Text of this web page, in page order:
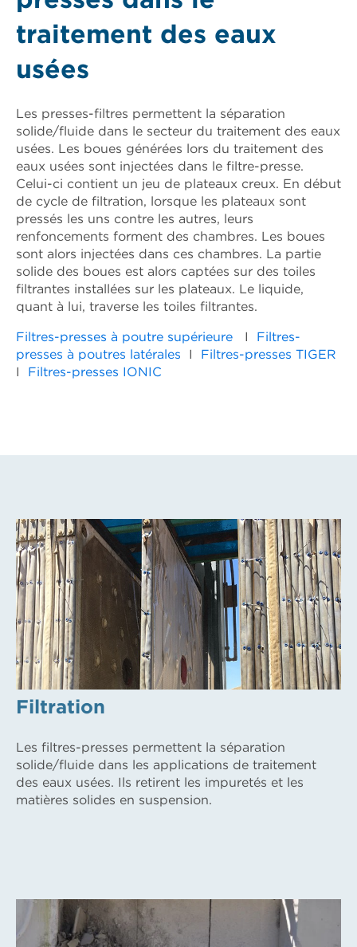
traitement des eaux
usées
Les presses-filtres permettent la séparation
solide/fluide dans le secteur du traitement des eaux
usées. Les boues générées lors du traitement des
eaux usées sont injectées dans le filtre-presse.
Celui-ci contient un jeu de plateaux creux. En début
de cycle de filtration, lorsque les plateaux sont
pressés les uns contre les autres, leurs
renfoncements forment des chambres. Les boues
sont alors injectées dans ces chambres. La partie
solide des boues est alors captées sur des toiles
filtrantes installées sur les plateaux. Le liquide,
quant à lui, traverse les toiles filtrantes.
Filtres-presses à poutre supérieure
Filtres-
presses à poutres latérales
Filtres-presses TIGER
Filtres-presses IONIC
Filtration
Les filtres-presses permettent la séparation
solide/fluide dans les applications de traitement
des eaux usées. Ils retirent les impuretés et les
matières solides en suspension.